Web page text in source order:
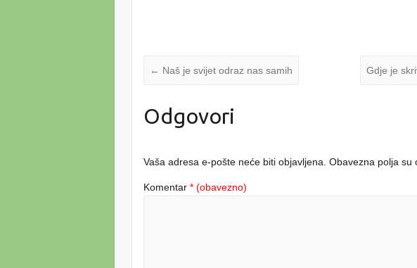
← Naš je svijet odraz nas samih Gdje je
Odgovori
Vaša adresa e-pošte neće biti objavljena. Obavezna polja
Komentar* (obavezno)